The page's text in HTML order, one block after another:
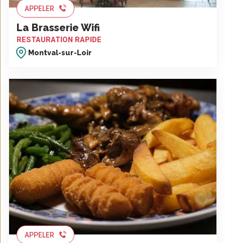
APPELER
La Brasserie Wifi
RESTAURATION RAPIDE
Montval-sur-Loir
APPELER